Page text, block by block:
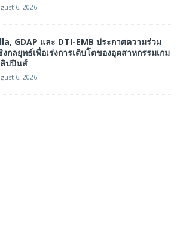
6, 2026
GDAP และ DTI-EMB ประกาศความร่วม
งกลยุทธ์เพื่อเร่งการเติบโตของอุตสาหกรรมเกม
ปปินส์
6, 2026